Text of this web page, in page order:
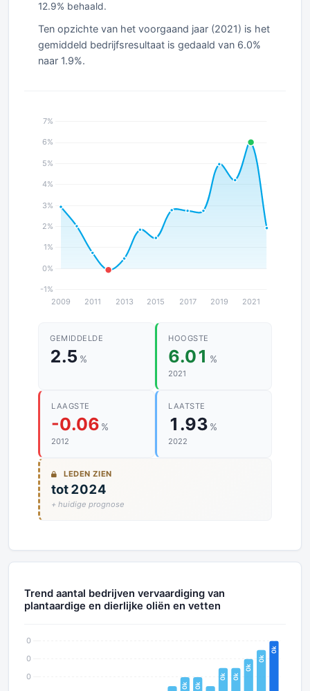
12.9% behaald.
Ten opzichte van het voorgaand jaar (2021) is het
gemiddeld bedrijfsresultaat is gedaald van 6.0%
naar 1.9%.
GEMIDDELDE
2.5 %
HOOGSTE
6.01 %
2021
LAAGSTE
-0.06 %
2012
LAATSTE
1.93 %
2022
LEDEN ZIEN
tot 2024
+ huidige prognose
Trend aantal bedrijven vervaardiging van
plantaardige en dierlijke oliën en vetten